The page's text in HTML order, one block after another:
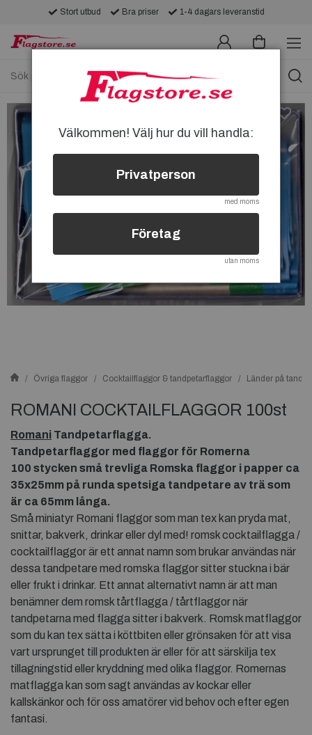
Stort utbud Bra priser 1-4 dagars leveranstid
Övriga flaggor Cocktailflaggor & tandpetarflaggor Länder på
ROMANI COCKTAILFLAGGOR 100st
Romani Tandpetarflagga.
Tandpetarflaggor med flaggor för Romerna
100 stycken små trevliga Romska flaggor i papper ca
35x25mm på runda spetsiga tandpetare av trä som
är ca 65mm långa.
Små miniatyr Romani flaggor som man tex kan pryda mat,
snittar, bakverk, drinkar eller dyl med! romsk cocktailflagga /
cocktailflaggor är ett annat namn som brukar användas när
dessa tandpetare med romska flaggor sitter stuckna i bär
eller frukt i drinkar. Ett annat alternativt namn är att man
benämner dem romsk tårtflagga / tårtflaggor när
tandpetarna med flagga sitter i bakverk. Romsk matflaggor
som du kan tex sätta i köttbiten eller grönsaken för att visa
vart ursprunget till produkten är eller för att särskilja tex
tillagningstid eller kryddning med olika flaggor. Romernas
matflagga kan som sagt användas av kockar eller
kallskänkor och för oss amatörer vid behov och efter egen
fantasi.
Välkommen! Välj hur du vill handla:
Privatperson
med moms
Företag
utan moms